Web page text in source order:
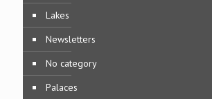
Lakes
Newsletters
No category
Palaces